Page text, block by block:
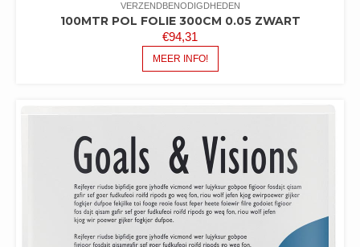
VERZENDBENODIGDHEDEN
100MTR POL FOLIE 300CM 0.05 ZWART
€94,31
MEER INFO!